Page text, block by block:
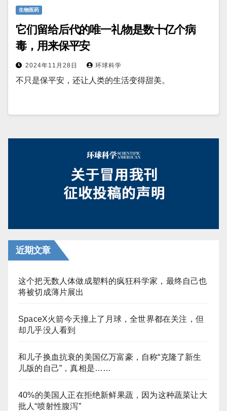
生物医药
它们留给后代的唯一礼物是数十亿个病
毒，用来保平安
2024年11月28日 环球科学
不只是保平安，还让人类的生活变得甜美。
近期文章
这个把无数人体做成塑料的疯狂科学家，最终自己也
将被切成薄片展出
SpaceX火箭今天撞上了月球，全世界都在关注，但
却几乎没人看到
和儿子换血抗衰的美国亿万富豪，自称“克隆了新生
儿版的自己”，真相是……
40%的美国人正在拒绝新鲜果蔬，因为这种蔬菜让大
批人“喷射性腹泻”